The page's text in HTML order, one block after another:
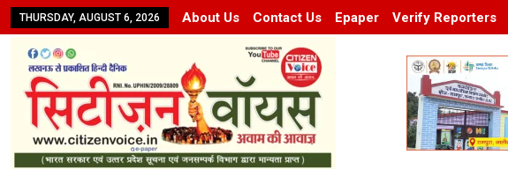
THURSDAY, AUGUST 6, 2026 About Us Contact Us Epaper Verify Reporters